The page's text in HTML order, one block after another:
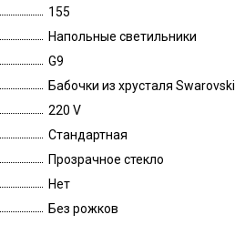
155
Напольные светильники
G9
Бабочки из хрусталя Swarovski
220 V
Стандартная
Прозрачное стекло
Нет
Без рожков